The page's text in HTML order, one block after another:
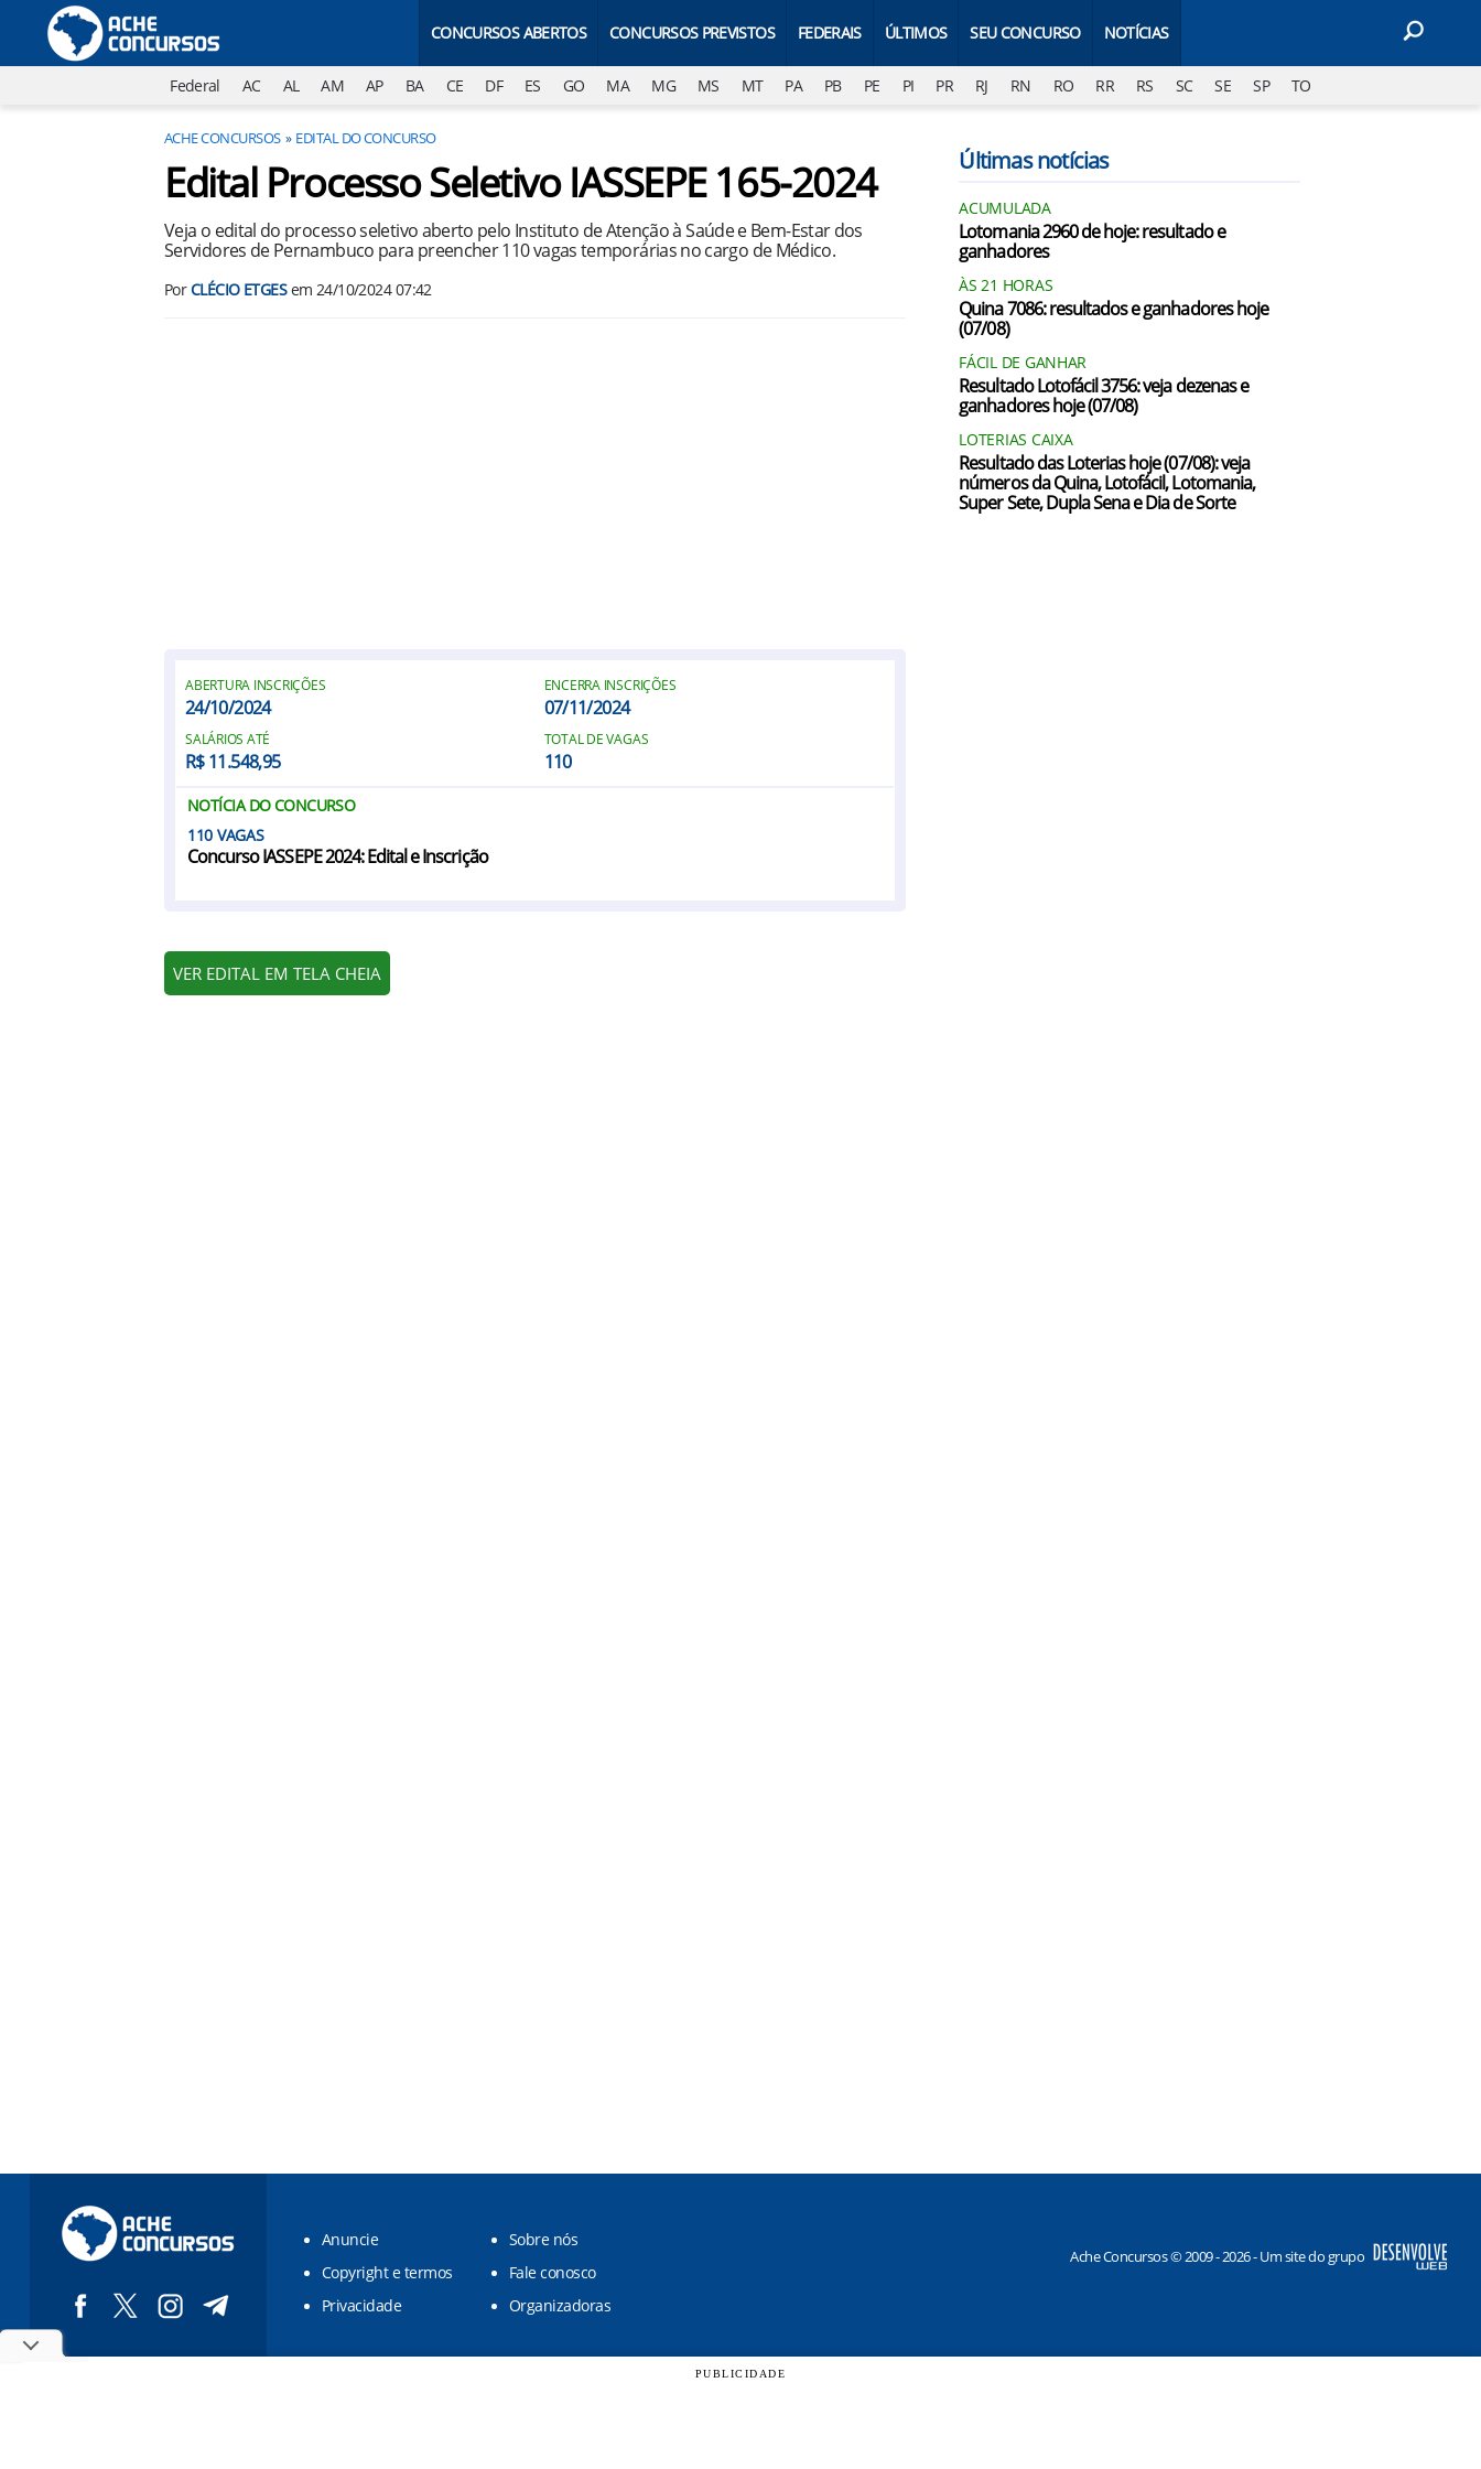
CONCURSOS ABERTOS CONCURSOS PREVISTOS FEDERAIS ÚLTIMOS SEU CONCURSO NOTÍCIAS
Federal AC AL AM AP BA CE DF ES GO MA MG MS MT PA PB PE PI PR RJ RN RO RR RS SC SE SP TO
ACHE CONCURSOS EDITAL DO CONCURSO
Edital Processo Seletivo IASSEPE 165-2024
Veja o edital do processo seletivo aberto pelo Instituto de Atenção à Saúde e Bem-Estar dos
Servidores de Pernambuco para preencher 110 vagas temporárias no cargo de Médico.
PorCLÉCIO ETGESem 24/10/2024 07:42
ABERTURA INSCRIÇÕES
24/10/2024
ENCERRA INSCRIÇÕES
07/11/2024
SALÁRIOS ATÉ
R$ 11.548,95
TOTAL DE VAGAS
110
NOTÍCIA DO CONCURSO
110
Concurso IASSEPE 2024: Edital e Inscrição
VER EDITAL EM TELA CHEIA
Últimas notícias
ACUMULADA
Lotomania 2960 de hoje: resultado e
ganhadores
ÀS 21 HORAS
Quina 7086: resultados e ganhadores hoje
(07/08)
FÁCIL DE GANHAR
Resultado Lotofácil 3756: veja dezenas e
ganhadores hoje (07/08)
LOTERIAS CAIXA
Resultado das Loterias hoje (07/08): veja
números da Quina, Lotofácil, Lotomania,
Super Sete, Dupla Sena e Dia de Sorte
Anuncie
Sobre nós
Copyright e termos
Fale conosco
Privacidade
Organizadoras
Ache Concursos © 2009 - 2026 - Um site do grupo
PUBLICIDADE